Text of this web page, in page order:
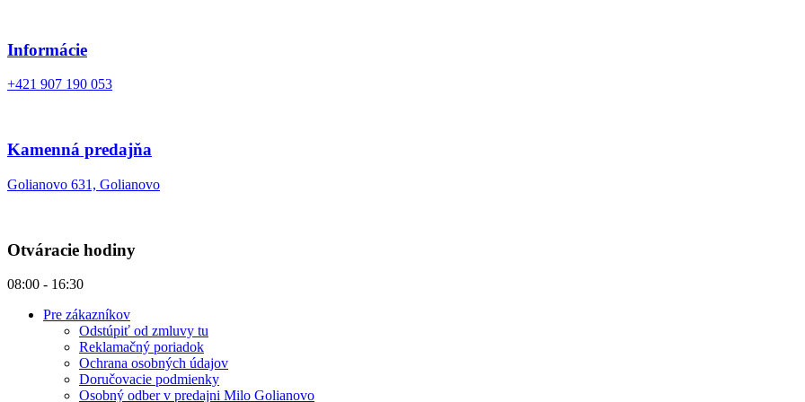
Informácie
+421 907 190 053
Kamenná predajňa
Golianovo 631, Golianovo
Otváracie hodiny
08:00 - 16:30
Pre zákazníkov
Odstúpiť od zmluvy tu
Reklamačný poriadok
Ochrana osobných údajov
Doručovacie podmienky
Osobný odber v predajni Milo Golianovo